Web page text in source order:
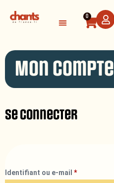
0
Mon compte
Se connecter
Identifiant ou e-mail *